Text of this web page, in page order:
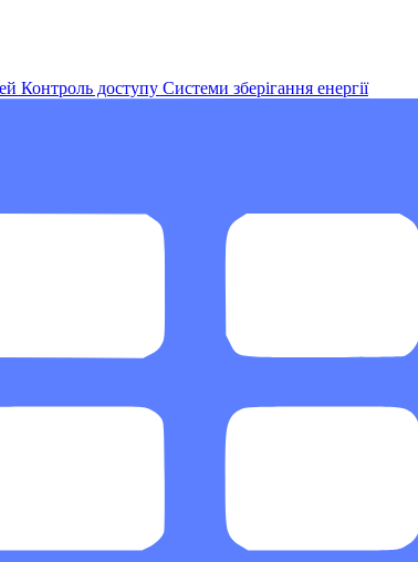
Контроль доступу Системи зберігання енергії